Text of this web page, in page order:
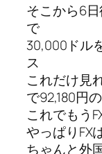
そこから6
で
30,000ドル
ス
これだけ見
で92,180円
これでもう
やっぱりFX
ちゃんと外